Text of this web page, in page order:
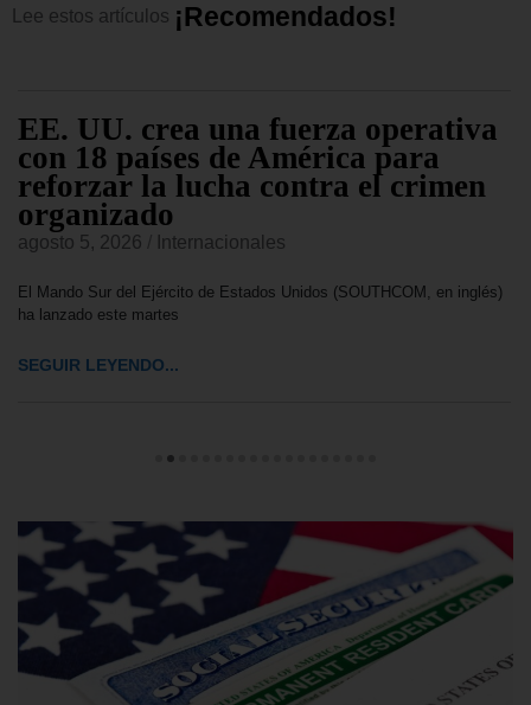
Lee estos artículos ¡Recomend ad os!
EE. UU. crea una fuerza operativa
con 18 países de América para
reforzar la lucha contra el crimen
organizado
agosto 5, 2026 Internacionales
El Mando Sur del Ejército de Estados Unidos (SOUTHCOM, en inglés)
ha lanzado este martes
SEGUIR LEYENDO...